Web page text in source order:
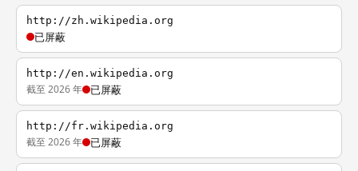
http://zh.wikipedia.org
已屏蔽
http://en.wikipedia.org
截至 2026 年 已屏蔽
http://fr.wikipedia.org
截至 2026 年 已屏蔽